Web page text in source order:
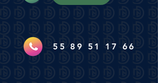
55 89 51 17 66